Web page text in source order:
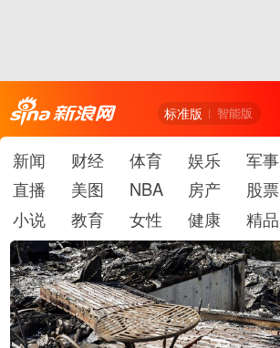
标准版 智能版
新闻 财经 体育 娱乐 军事
直播
美图 NBA 房产 股票
小说
教育 女性 健康 精品